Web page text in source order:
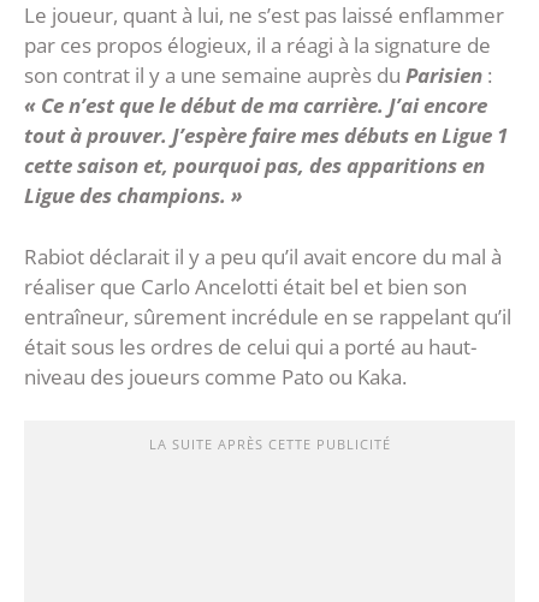
Le joueur, quant à lui, ne s’est pas laissé enflammer
par ces propos élogieux, il a réagi à la signature de
son contrat il y a une semaine auprès du Parisien :
« Ce n’est que le début de ma carrière. J’ai encore
tout à prouver. J’espère faire mes débuts en Ligue 1
cette saison et, pourquoi pas, des apparitions en
Ligue des champions. »
Rabiot déclarait il y a peu qu’il avait encore du mal à
réaliser que Carlo Ancelotti était bel et bien son
entraîneur, sûrement incrédule en se rappelant qu’il
était sous les ordres de celui qui a porté au haut-
niveau des joueurs comme Pato ou Kaka.
LA SUITE APRÈS CETTE PUBLICITÉ